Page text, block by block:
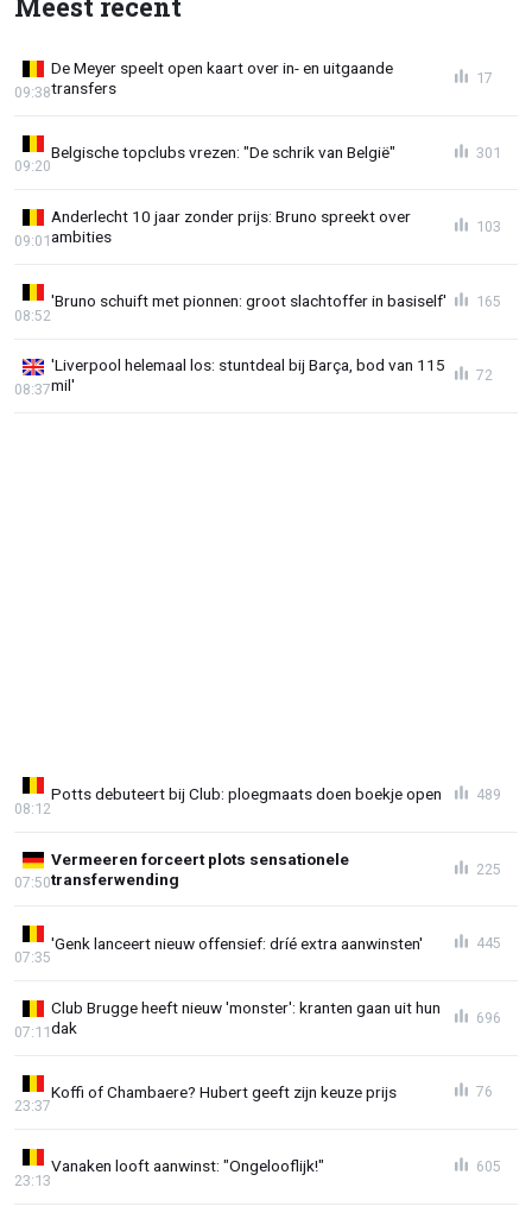
De Meyer speelt open kaart over in- en uitgaande
transfers
09:38
17
Belgische topclubs vrezen: "De schrik van België"
09:20
301
Anderlecht 10 jaar zonder prijs: Bruno spreekt over
ambities
09:01
103
'Bruno schuift met pionnen: groot slachtoffer in basiself'
08:52
165
'Liverpool helemaal los: stuntdeal bij Barça, bod van 115
mil'
08:37
72
Potts debuteert bij Club: ploegmaats doen boekje open
08:12
489
Vermeeren forceert plots sensationele
transferwending
07:50
225
'Genk lanceert nieuw offensief: dríé extra aanwinsten'
07:35
445
Club Brugge heeft nieuw 'monster': kranten gaan uit hun
dak
07:11
696
Koffi of Chambaere? Hubert geeft zijn keuze prijs
23:37
76
Vanaken looft aanwinst: "Ongelooflijk!"
23:13
605